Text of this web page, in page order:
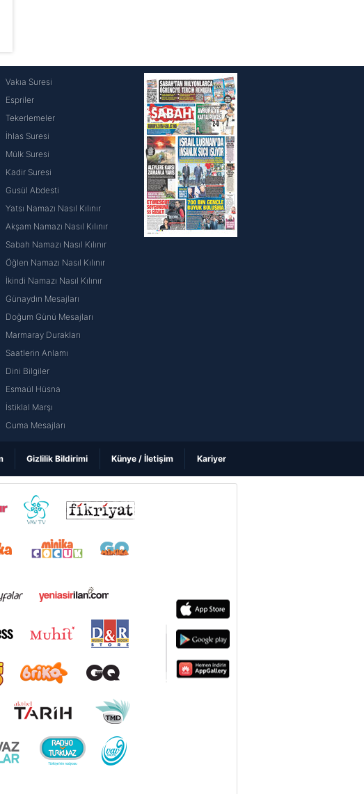
Vakıa Suresi
Espriler
Tekerlemeler
İhlas Suresi
Mülk Suresi
Kadir Suresi
Gusül Abdesti
Yatsı Namazı Nasıl Kılınır
Akşam Namazı Nasıl Kılınır
Sabah Namazı Nasıl Kılınır
Öğlen Namazı Nasıl Kılınır
İkindi Namazı Nasıl Kılınır
Günaydın Mesajları
Doğum Günü Mesajları
Marmaray Durakları
Saatlerin Anlamı
Dini Bilgiler
Esmaül Hüsna
İstiklal Marşı
Cuma Mesajları
Gizlilik Bildirimi Künye / İletişim Kariyer